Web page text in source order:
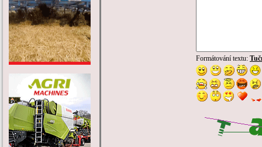
Formátování textu: